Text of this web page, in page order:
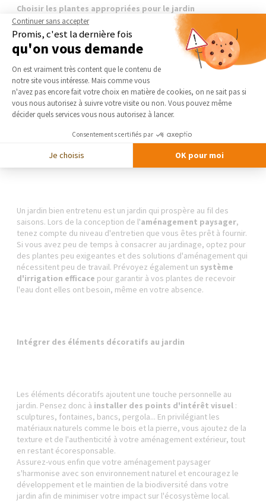
Choisir les plantes appropriées pour le jardin
Le choix des plantes est l'une des décisions les plus importantes
que vous aurez à prendre lors de l'aménagement de jardin
Optez pour des plantes adaptées au climat local, à l'exposition
au soleil du jardin et à son type de sol, à vos goûts personnels et
à l'entretien envisagé.
Anticiper l'entretien du jardin
Un jardin bien entretenu est un jardin qui prospère au fil des
saisons. Lors de la conception de l'aménagement paysager,
tenez compte du niveau d'entretien que vous êtes prêt à fournir.
Si vous avez peu de temps à consacrer au jardinage, optez pour
des plantes peu exigeantes et des solutions d'aménagement qui
nécessitent peu de travail. Prévoyez également un système
d'irrigation efficace pour garantir à vos plantes de recevoir
l'eau dont elles ont besoin, même en votre absence.
Intégrer des éléments décoratifs au jardin
Les éléments décoratifs ajoutent une touche personnelle au
jardin. Pensez donc à installer des points d'intérêt visuel :
sculptures, fontaines, bancs, pergola... En privilégiant les
matériaux naturels comme le bois et la pierre, vous ajoutez de la
texture et de l'authenticité à votre aménagement extérieur, tout
en restant écoresponsable.
Assurez-vous enfin que votre aménagement paysager
s'harmonise avec son environnement naturel et encouragez le
développement et le maintien de la biodiversité dans votre
jardin afin de minimiser votre impact sur l'écosystème local.
Continuer sans accepter
Promis, c'est la dernière fois
qu'on vous demande
Plateforme de Gestion du
On est vraiment très content que le contenu de
notre site vous intéresse. Mais comme vous
n'avez pas encore fait votre choix en matière de cookies, on ne sait pas si
vous nous autorisez à suivre votre visite ou non. Vous pouvez même
décider quels services vous nous autorisez à lancer.
Consentements certifiés par
Je choisis OK pour moi
Axeptio consent